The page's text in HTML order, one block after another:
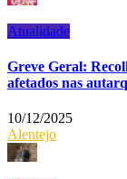
Atualidade
Greve Geral:
afetados nas
10/12/2025
Alentejo